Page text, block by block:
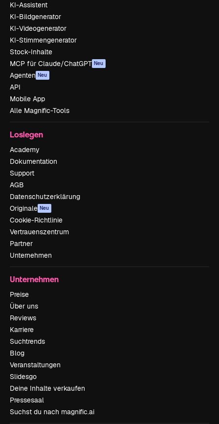
KI-Assistent
KI-Bildgenerator
KI-Videogenerator
KI-Stimmengenerator
Stock-Inhalte
MCP für Claude/ChatGPT Neu
Agenten Neu
API
Mobile App
Alle Magnific-Tools
Loslegen
Academy
Dokumentation
Support
AGB
Datenschutzerklärung
Originale Neu
Cookie-Richtlinie
Vertrauenszentrum
Partner
Unternehmen
Unternehmen
Preise
Über uns
Reviews
Karriere
Suchtrends
Blog
Veranstaltungen
Slidesgo
Deine Inhalte verkaufen
Pressesaal
Suchst du nach magnific.ai